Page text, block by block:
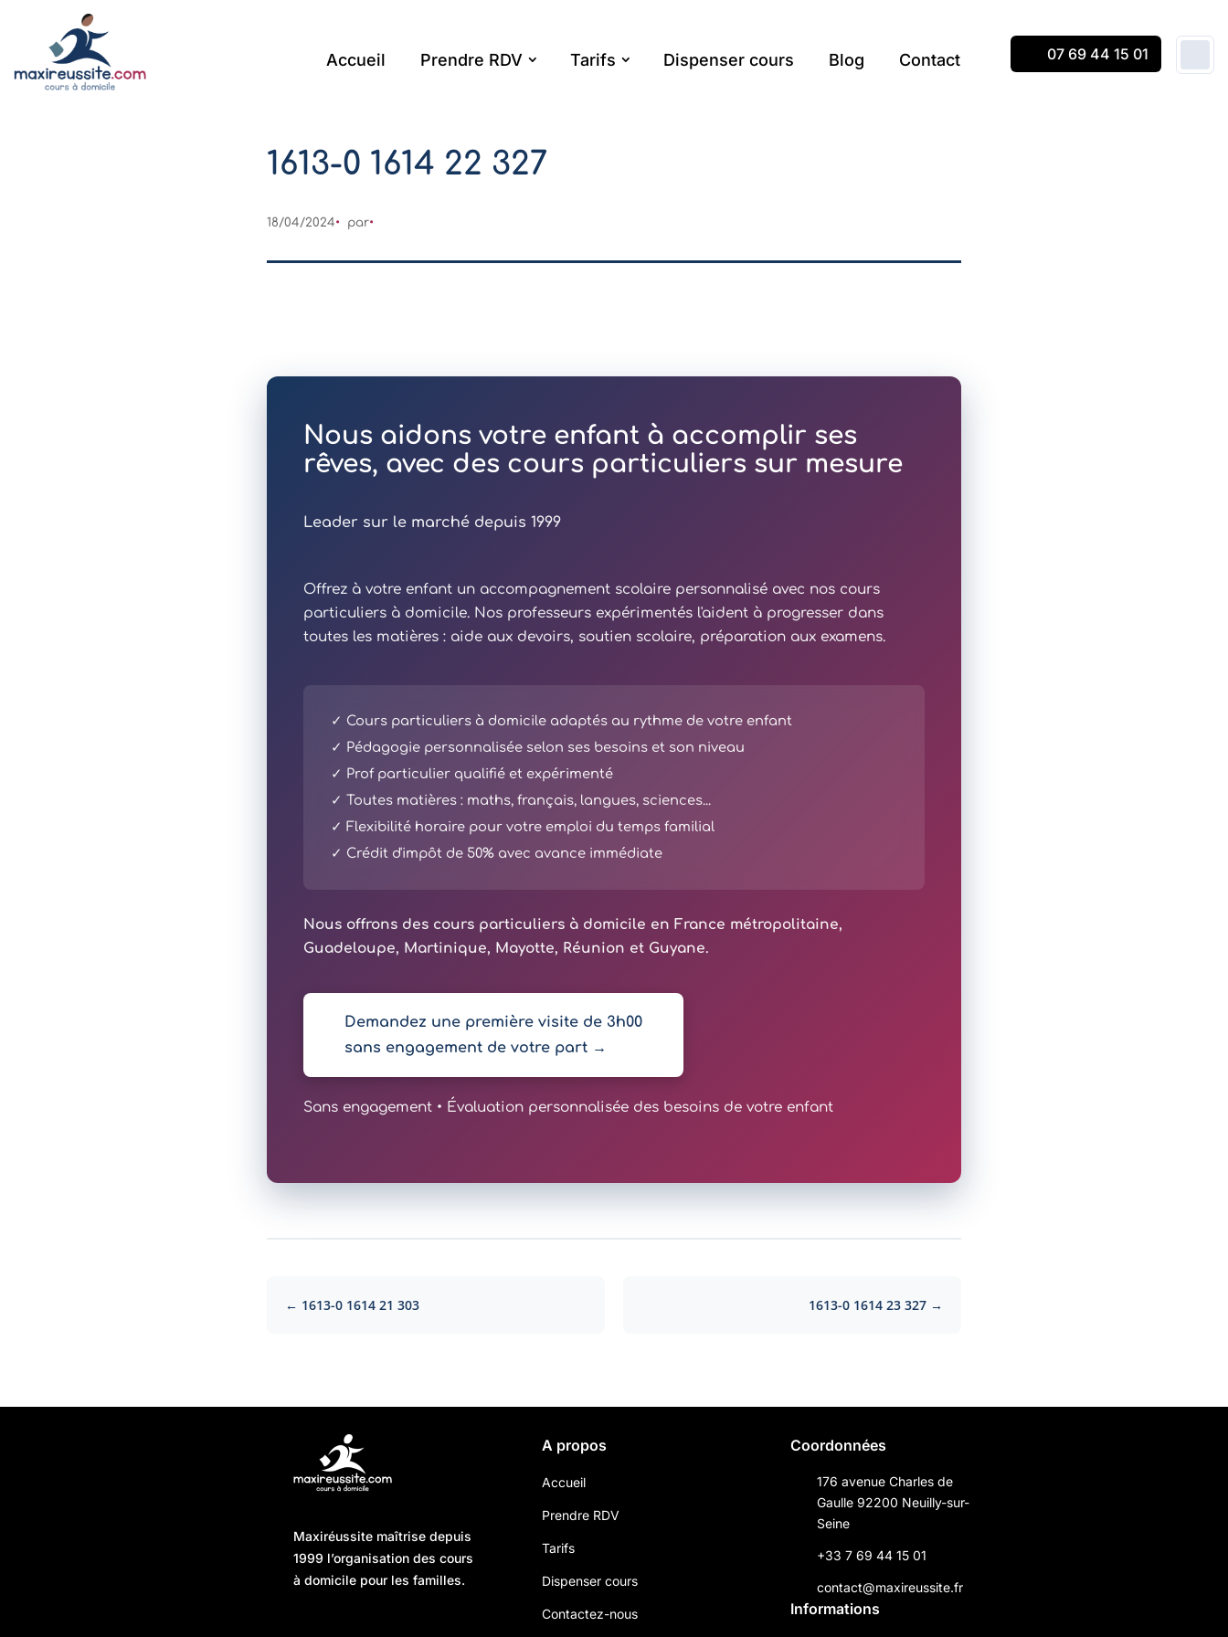
Accueil Prendre RDV Tarifs Dispenser cours Blog Contact 07 69 44 15 01
1613-0 1614 22 327
18/04/2024 par
Nous aidons votre enfant à accomplir ses
rêves, avec des cours particuliers sur mesure
Leader sur le marché depuis 1999
Offrez à votre enfant un accompagnement scolaire personnalisé avec nos cours
particuliers à domicile. Nos professeurs expérimentés l'aident à progresser dans
toutes les matières : aide aux devoirs, soutien scolaire, préparation aux examens.
✓ Cours particuliers à domicile adaptés au rythme de votre enfant
✓ Pédagogie personnalisée selon ses besoins et son niveau
✓ Prof particulier qualifié et expérimenté
✓ Toutes matières : maths, français, langues, sciences...
✓ Flexibilité horaire pour votre emploi du temps familial
✓ Crédit d'impôt de 50% avec avance immédiate
Nous offrons des cours particuliers à domicile en France métropolitaine,
Guadeloupe, Martinique, Mayotte, Réunion et Guyane.
Demandez une première visite de 3h00
sans engagement de votre part →
Sans engagement • Évaluation personnalisée des besoins de votre enfant
← 1613-0 1614 21 303 1613-0 1614 23 327 →
Maxiréussite maîtrise depuis
1999 l’organisation des cours
à domicile pour les familles.
A propos
Accueil
Prendre RDV
Tarifs
Dispenser cours
Contactez-nous
Coordonnées
176 avenue Charles de
Gaulle 92200 Neuilly-sur-
Seine
+33 7 69 44 15 01
contact@maxireussite.fr
Informations